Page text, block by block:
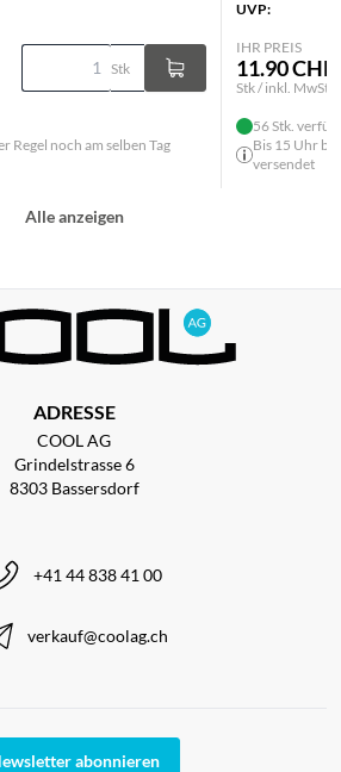
Stk
Regel noch am selben Tag
UVP:
IHR PREIS
11.90 CHF
Stk / inkl.
56 Stk.
Bis 15 Uhr
versendet
Alle anzeigen
ADRESSE
COOL AG
Grindelstrasse 6
8303 Bassersdorf
+41 44 838 41 00
verkauf@coolag.ch
abonnieren